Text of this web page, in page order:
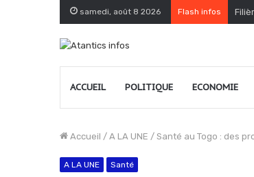
samedi, août 8 2026 Flash infos
ACCUEIL POLITIQUE ECONOMIE
Accueil / A LA UNE / Santé au Togo : des
A LA UNE Santé